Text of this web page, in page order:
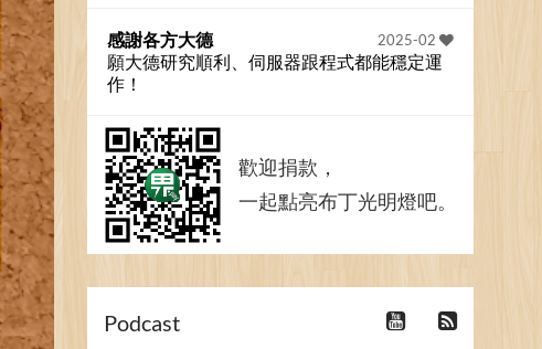
2025-02
感謝各方大德
願大德研究順利、伺服器跟程式都能穩定運
作！
歡迎捐款，
一起點亮布丁光明燈吧。
Podcast